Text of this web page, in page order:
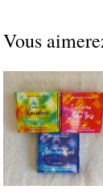
Vous